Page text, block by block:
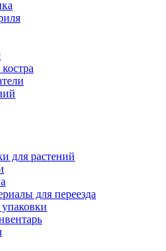
для растений
для переезда